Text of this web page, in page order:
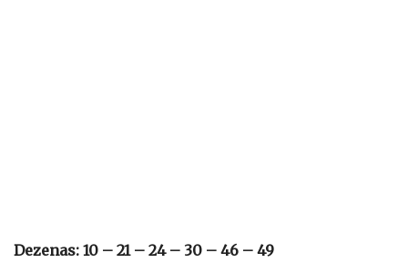
Dezenas: 10 – 21 – 24 – 30 – 46 – 49